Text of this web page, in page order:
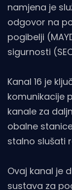
namjena je
odgovor na
pogibelji
sigurnosti
Kanal 16 je
komunikacije
kanale za
obalne
stalno slušati
Ovaj kanal je
sustava za